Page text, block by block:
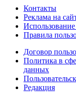
Контакты
Реклама на
Правила
Договор
Политика в
данных
Редакция